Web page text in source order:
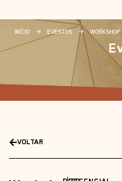
INÍCIO > EVENTOS >
VOLTAR